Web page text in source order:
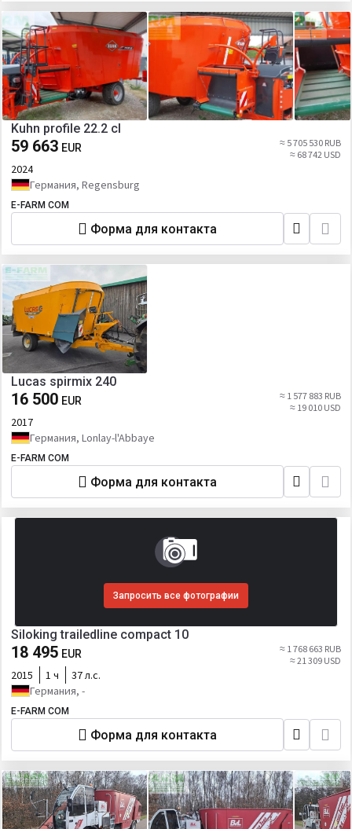
Kuhn profile 22.2 cl
59 663 EUR
≈ 5 705 530 RUB
≈ 68 742 USD
2024
Германия, Regensburg
E-FARM COM
Форма для контакта
Lucas spirmix 240
16 500 EUR
≈ 1 577 883 RUB
≈ 19 010 USD
2017
Германия, Lonlay-l'Abbaye
E-FARM COM
Форма для контакта
Запросить все фотографии
Siloking trailedline compact 10
18 495 EUR
≈ 1 768 663 RUB
≈ 21 309 USD
2015 1 ч
37 л.с.
Германия, -
E-FARM COM
Форма для контакта